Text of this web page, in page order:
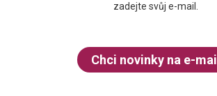
zadejte svůj e-mail.
Chci novinky na e-mail